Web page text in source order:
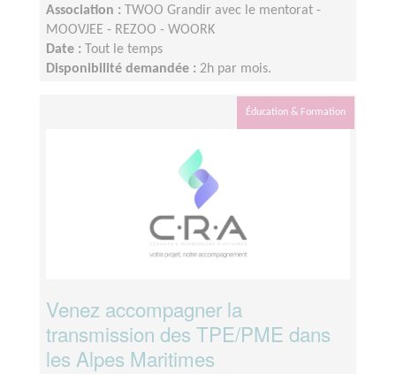
Association :
TWOO Grandir avec le mentorat -
MOOVJEE - REZOO - WOORK
Date :
Tout le temps
Disponibilité demandée : 2h par mois.
Éducation & Formation
Venez accompagner la
transmission des TPE/PME dans
les Alpes Maritimes